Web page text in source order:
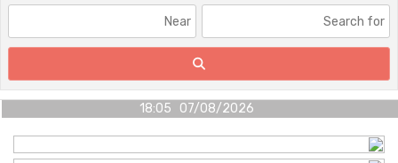
07/08/2026 18:05